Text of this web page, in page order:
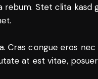
Stet clita kasd
Cras congue eros
at est vitae,